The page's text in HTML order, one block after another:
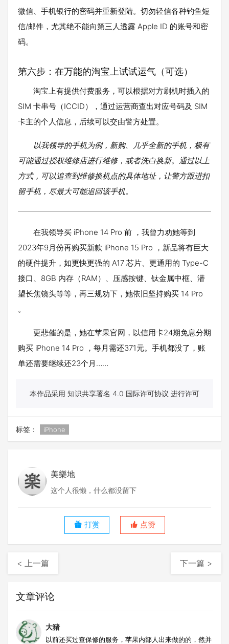
微信、手机银行的密码并重新登陆。切勿轻信各种钓鱼短
信/邮件，尤其绝不能向第三人透露 Apple ID 的账号和密
码。
第六步：在万能的淘宝上试试运气（可选）
淘宝上有提供付费服务，可以根据对方刷机时插入的
SIM 卡串号（ICCID），通过运营商查出对应号码及 SIM
卡主的个人信息，后续可以交由警方处置。
以我领导的手机为例，新购、几乎全新的手机，极有
可能通过授权维修店进行维修，或者洗白换新。通过以上
方式，可以追查到维修换机点的具体地址，让警方跟进扣
留手机，尽最大可能追回该手机。
在我领导买 iPhone 14 Pro 前 ，我曾力劝她等到
2023年9月份再购买新款 iPhone 15 Pro ，新品将有巨大
的硬件提升，如更快更强的 A17 芯片、更通用的 Type-C
接口、8GB 内存（RAM）、压感按键、钛金属中框、潜
望长焦镜头等等，再三规劝下，她依旧坚持购买 14 Pro
。
更悲催的是，她在苹果官网，以信用卡24期免息分期
购买 iPhone 14 Pro ，每月需还371元。手机都没了，账
单还需要继续还23个月……
本作品采用 知识共享署名 4.0 国际许可协议 进行许可
标签： iPhone
美樂地
这个人很懒，什么都没留下
打赏 点赞
< 上一篇 下一篇 >
文章评论
大猪
以前还买过查保修的服务，苹果内部人出来做的的，然并